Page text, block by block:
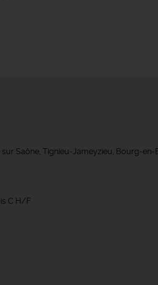
Saône, Tignieu-Jameyzieu, Bourg-en-
C H/F